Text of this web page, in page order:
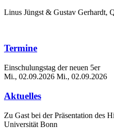
Linus Jüngst & Gustav Gerhardt,
Termine
Einschulungstag der neuen 5er
Mi., 02.09.2026 Mi., 02.09.2026
Aktuelles
Zu Gast bei der Präsentation des
Universität Bonn